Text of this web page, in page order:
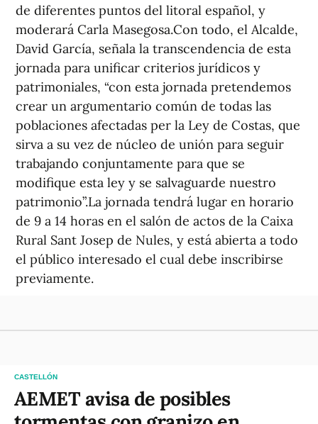
de diferentes puntos del litoral español, y
moderará Carla Masegosa.Con todo, el Alcalde,
David García, señala la transcendencia de esta
jornada para unificar criterios jurídicos y
patrimoniales, “con esta jornada pretendemos
crear un argumentario común de todas las
poblaciones afectadas per la Ley de Costas, que
sirva a su vez de núcleo de unión para seguir
trabajando conjuntamente para que se
modifique esta ley y se salvaguarde nuestro
patrimonio”.La jornada tendrá lugar en horario
de 9 a 14 horas en el salón de actos de la Caixa
Rural Sant Josep de Nules, y está abierta a todo
el público interesado el cual debe inscribirse
previamente.
CASTELLÓN
AEMET avisa de posibles